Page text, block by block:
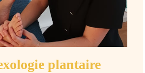
plantaire